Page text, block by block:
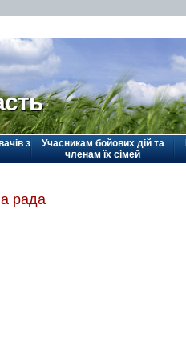
з
Учасникам бойових дій та
членам їх сімей
рада